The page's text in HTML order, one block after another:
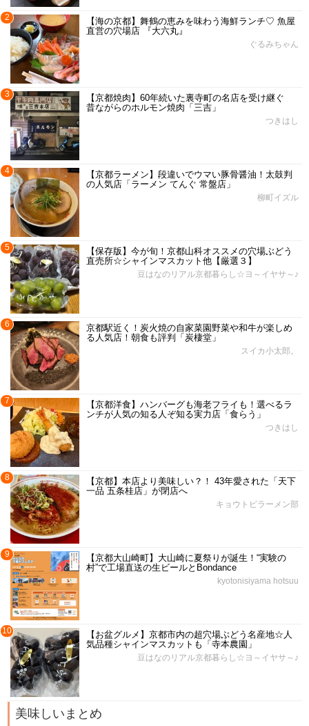
2
【海の京都】舞鶴の恵みを味わう海鮮ランチ♡ 魚屋
直営の穴場店 『大六丸』
ぐるみちゃん
3
【京都焼肉】60年続いた裏寺町の名店を受け継ぐ
昔ながらのホルモン焼肉「三吉」
つきはし
4
【京都ラーメン】段違いでウマい豚骨醤油！太鼓判
の人気店「ラーメン てんぐ 常盤店」
柳町イズル
5
【保存版】今が旬！京都山科オススメの穴場ぶどう
直売所☆シャインマスカット他【厳選３】
豆はなのリアル京都暮らし☆ヨ～イヤサ～♪
6
京都駅近く！炭火焼の自家菜園野菜や和牛が楽しめ
る人気店！朝食も評判「炭棲堂」
スイカ小太郎。
7
【京都洋食】ハンバーグも海老フライも！選べるラ
ンチが人気の知る人ぞ知る実力店「食らう」
つきはし
8
【京都】本店より美味しい？！ 43年愛された「天下
一品 五条桂店」が閉店へ
キョウトピラーメン部
9
【京都大山崎町】大山崎に夏祭りが誕生！“実験の
村”で工場直送の生ビールとBondance
kyotonisiyama hotsuu
10
【お盆グルメ】京都市内の超穴場ぶどう名産地☆人
気品種シャインマスカットも「寺本農園」
豆はなのリアル京都暮らし☆ヨ～イヤサ～♪
美味しいまとめ